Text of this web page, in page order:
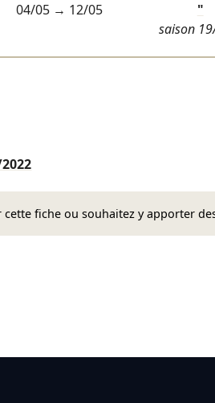
04/05→ 12/05 "
saison
fiche ou souhaitez y apporter